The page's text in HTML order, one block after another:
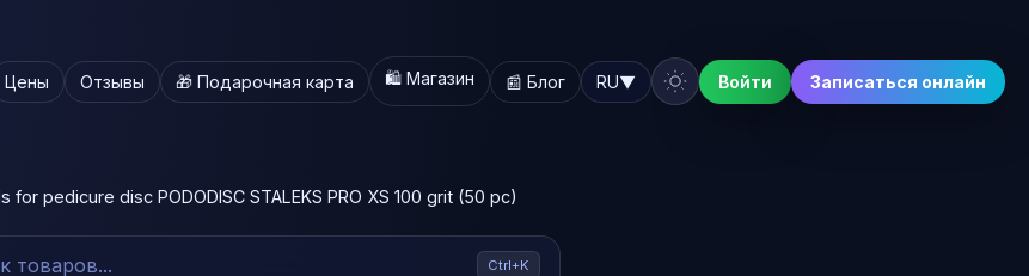
Цены Отзывы 🎁 Подарочная карта 🛍️ Магазин 📰 Блог RU▼ Войти Записаться онлайн
for pedicure disc PODODISC STALEKS PRO XS 100 grit (50 pc)
Ctrl+K